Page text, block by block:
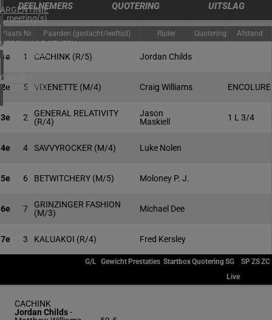
ARGENTINIË
1 meeting(s)
VERENIGDE STATEN
4 meeting(s)
CANADA
1 meeting(s)
DEELNEMERS QUOTERING UITSLAG
Plaats Nr. Paarden (geslacht/leeftijd) Rijder Quotering Afstand
1e 1 CACHINK (R/5) Jordan Childs
2e 5 VIXENETTE (M/4) Craig Williams ENCOLURE
3e 2
GENERAL RELATIVITY
(R/4)
Jason
Maskiell
1 L 3/4
4e 4 SAVVYROCKER (M/4) Luke Nolen
5e 6 BETWITCHERY (M/5) Moloney P. J.
6e 7
GRINZINGER FASHION
(M/3)
Michael Dee
7e 3 KALUAKOI (R/4) Fred Kersley
G/L Gewicht Prestaties StartboxQuoteringSG SPZSZC
Live
CACHINK
Jordan Childs-